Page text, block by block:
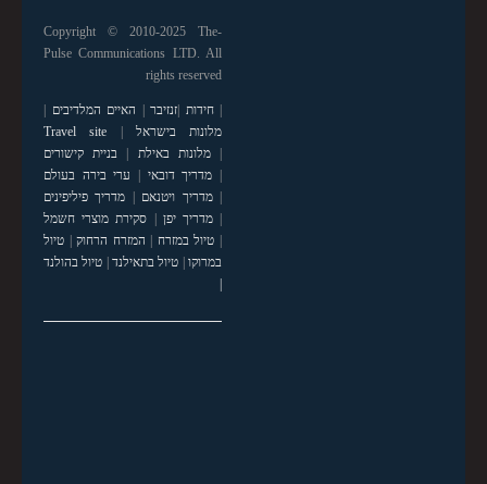
Copyright © 2010-2025 The-
Pulse Communications LTD. All
rights reserved
|חידות |זנזיבר | האיים המלדיבים |
מלונות בישראל |
Travel site
|מלונות באילת | בניית קישורים
| מדריך דובאי | ערי בירה בעולם
|מדריך ויטנאם | מדריך פיליפינים
|מדריך יפן | סקירת מוצרי חשמל
| טיול במזרח | המזרח הרחוק| טיול
במרוקו| טיול בתאילנד| טיול בהולנד
|